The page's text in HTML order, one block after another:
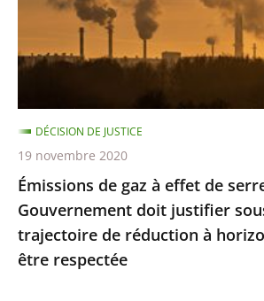
:
Gouvernement
doit
justifier
sous
3
mois
que
Émissions de gaz à effet de
Gouvernement doit justifier
trajectoire de réduction à
être respectée
DÉCISION DE JUSTICE
19 novembre 2020